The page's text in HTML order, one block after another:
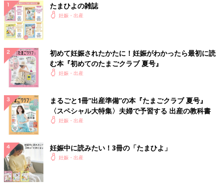
なるほど、、、、 わたしも毎週のように ラーメン行った
りしてて🤣 外食控えようとかよくかいてるから やめたほ
うがいいのかなとか 思ってたけど 気にしすぎたらかえっ
てストレスなるから やめたほーがいいですよね！！
♥0
ぽ*****さん
罪滅ぼしのように、食前にトマト切って食べてます笑 変わ
ったことといえば、抜きがちだった朝昼を食べるようにした
こと、タンパク質が足りないな〜と思ったら納豆を食べるよ
うにしたことくらいですかね…。
初*****さん
たまひよの雑誌
妊娠・出産
初めて妊娠されたかたに！妊娠がわかったら最初に読
む本『初めてのたまごクラブ 夏号』
妊娠・出産
まるごと1冊“出産準備”の本『たまごクラブ 夏号』
〈スペシャル大特集〉夫婦で予習する 出産の教科書
妊娠・出産
妊娠中に読みたい！3冊の「たまひよ」
妊娠・出産